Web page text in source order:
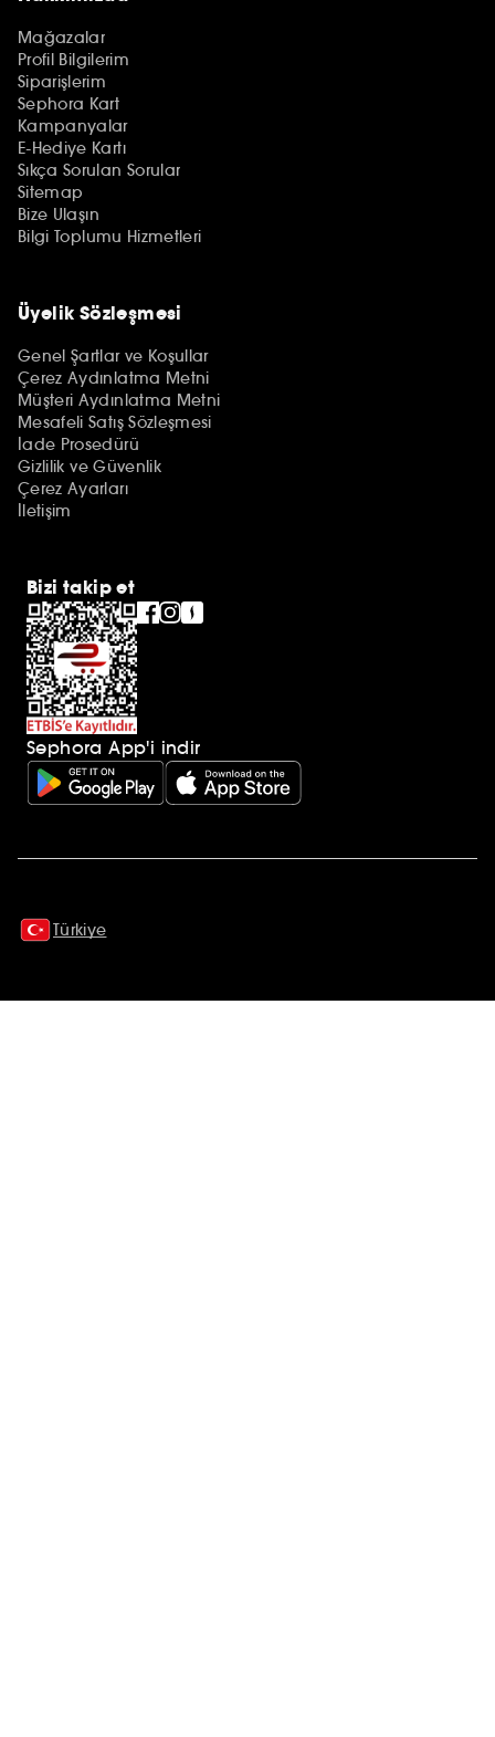
Mağazalar
Profil Bilgilerim
Siparişlerim
Sephora Kart
Kampanyalar
E-Hediye Kartı
Sıkça Sorulan Sorular
Sitemap
Bize Ulaşın
Bilgi Toplumu Hizmetleri
Üyelik Sözleşmesi
Genel Şartlar ve Koşullar
Çerez Aydınlatma Metni
Müşteri Aydınlatma Metni
Mesafeli Satış Sözleşmesi
İade Prosedürü
Gizlilik ve Güvenlik
Çerez Ayarları
İletişim
Bizi takip et
Sephora App'i indir
Türkiye